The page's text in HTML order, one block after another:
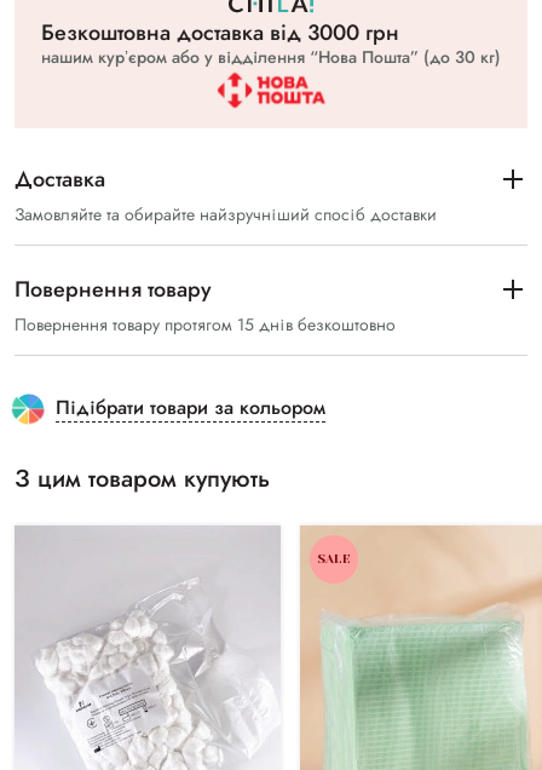
Безкоштовна доставка вiд 3000 грн
нашим курʼєром або у відділення “Нова Пошта” (до 30 кг)
Доставка
Замовляйте та обирайте найзручніший спосіб доставки
Повернення товару
Повернення товару протягом 15 днів безкоштовно
Підібрати товари за кольором
З цим товаром купують
SALE